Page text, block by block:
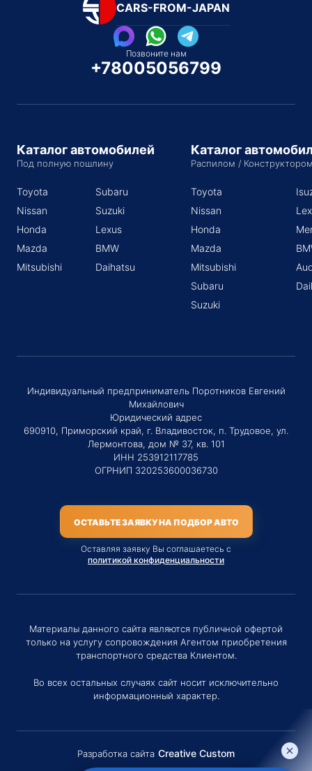
CARS-FROM-JAPAN
Позвоните нам
+78005056799
Каталог автомобилей
Под полную пошлину
Toyota
Nissan
Honda
Mazda
Mitsubishi
Subaru
Suzuki
Lexus
BMW
Daihatsu
Каталог
Распилом /
Toyota
Nissan
Honda
Mazda
Mitsubishi
Subaru
Suzuki
Индивидуальный предприниматель Поротников Евгений
Михайлович
Юридический адрес
690910, Приморский край, г. Владивосток, п. Трудовое, ул.
Лермонтова, дом № 37, кв. 101
ИНН 253912117785
ОГРНИП 320253600036730
ОСТАВЬТЕ ЗАЯВКУ НА ПОДБОР АВТО
Оставляя заявку Вы соглашаетесь с
политикой конфиденциальности
Материалы данного сайта являются публичной офертой
только на услугу сопровождения Агентом приобретения
транспортного средства Клиентом.
Во всех остальных случаях сайт носит исключительно
информационный характер.
Разработка сайта Creative Custom